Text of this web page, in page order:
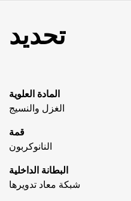
تحديد
المادة العلوية
الغزل والنسيج
قمة
النانوكربون
البطانة الداخلية
شبكة معاد تدويرها